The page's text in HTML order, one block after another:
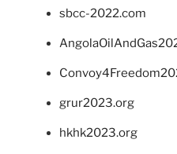
sbcc-2022.com
grur2023.org
hkhk2023.org